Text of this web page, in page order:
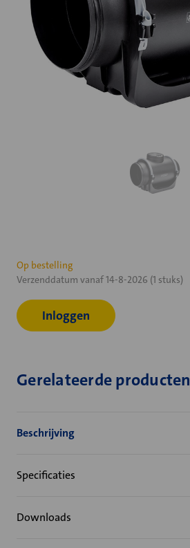
Huidige
voorraad:
Op bestelling
Verzenddatum vanaf 14-8-2026 (1 stuks)
Inloggen
Gerelateerde producten
Beschrijving
Specificaties
Downloads